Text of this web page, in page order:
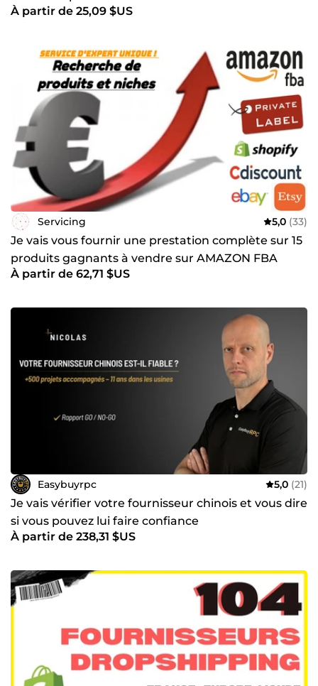
À partir de 25,09 $US
Servicing 5,0 (33)
Je vais vous fournir une prestation complète sur 15
produits gagnants à vendre sur AMAZON FBA
À partir de 62,71 $US
Easybuyrpc 5,0 (21)
Je vais vérifier votre fournisseur chinois et vous dire
si vous pouvez lui faire confiance
À partir de 238,31 $US